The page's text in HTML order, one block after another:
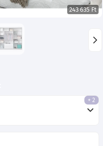
243 635 Ft
+ 2